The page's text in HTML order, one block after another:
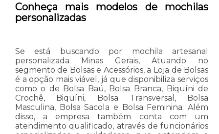
Conheça mais modelos de mochilas
personalizadas
Se está buscando por mochila artesanal
personalizada Minas Gerais, Atuando no
segmento de Bolsas e Acessórios, a Loja de Bolsas
é a opção mais viável, já que disponibiliza serviços
como o de Bolsa Baú, Bolsa Branca, Biquíni de
Crochê, Biquíni, Bolsa Transversal, Bolsa
Masculina, Bolsa Sacola e Bolsa Feminina. Além
disso, a empresa também conta com um
atendimento qualificado, através de funcionários